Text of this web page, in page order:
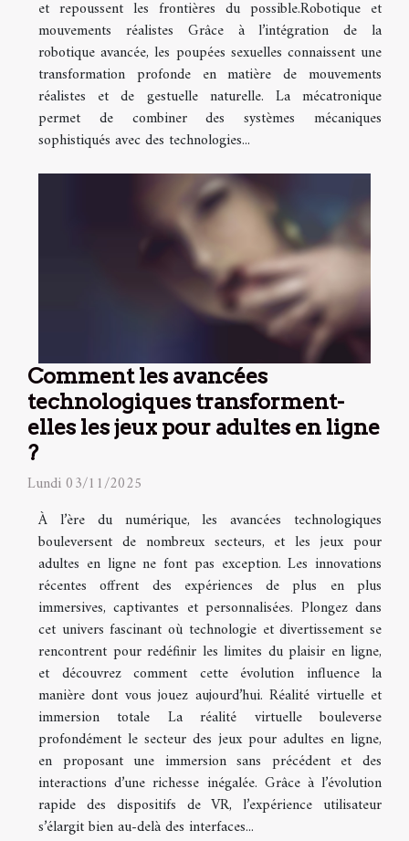
et repoussent les frontières du possible.Robotique et
mouvements réalistes Grâce à l’intégration de la
robotique avancée, les poupées sexuelles connaissent une
transformation profonde en matière de mouvements
réalistes et de gestuelle naturelle. La mécatronique
permet de combiner des systèmes mécaniques
sophistiqués avec des technologies...
Comment les avancées
technologiques transforment-
elles les jeux pour adultes en ligne
?
Lundi 03/11/2025
À l’ère du numérique, les avancées technologiques
bouleversent de nombreux secteurs, et les jeux pour
adultes en ligne ne font pas exception. Les innovations
récentes offrent des expériences de plus en plus
immersives, captivantes et personnalisées. Plongez dans
cet univers fascinant où technologie et divertissement se
rencontrent pour redéfinir les limites du plaisir en ligne,
et découvrez comment cette évolution influence la
manière dont vous jouez aujourd’hui. Réalité virtuelle et
immersion totale La réalité virtuelle bouleverse
profondément le secteur des jeux pour adultes en ligne,
en proposant une immersion sans précédent et des
interactions d’une richesse inégalée. Grâce à l’évolution
rapide des dispositifs de VR, l’expérience utilisateur
s’élargit bien au-delà des interfaces...